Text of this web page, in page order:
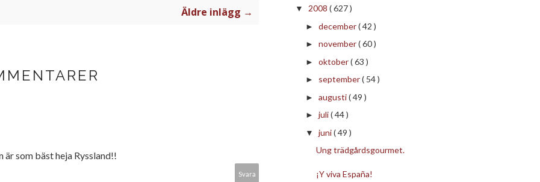
Äldre inlägg →
är som bäst heja Ryssland!!
Svara
▼ 2008 ( 627 )
► december( 42 )
► november( 60 )
► oktober( 63 )
► september( 54 )
► augusti( 49 )
► juli( 44 )
▼ juni( 49 )
Ung trädgårdsgourmet.
¡Y viva España!